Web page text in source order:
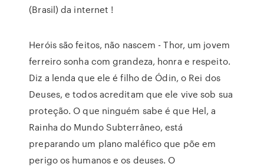
(Brasil) da internet !
Heróis são feitos, não nascem - Thor, um jovem
ferreiro sonha com grandeza, honra e respeito.
Diz a lenda que ele é filho de Ódin, o Rei dos
Deuses, e todos acreditam que ele vive sob sua
proteção. O que ninguém sabe é que Hel, a
Rainha do Mundo Subterrâneo, está
preparando um plano maléfico que põe em
perigo os humanos e os deuses. O